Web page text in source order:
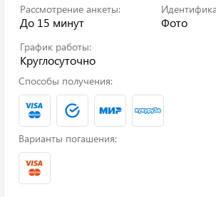
Рассмотрение анкеты:
До 15 минут Фото
График работы:
Круглосуточно
Способы получения:
Варианты погашения: